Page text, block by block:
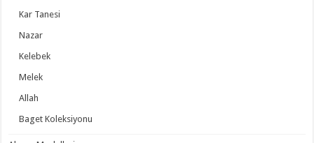
Kar Tanesi
Nazar
Kelebek
Melek
Allah
Baget Koleksiyonu